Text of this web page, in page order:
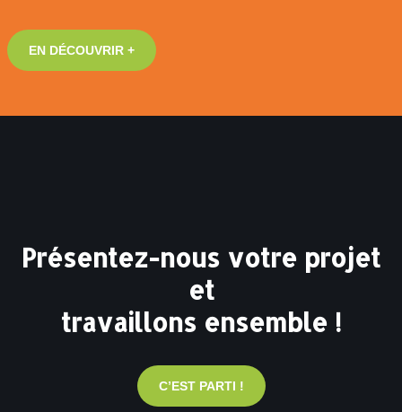
EN DÉCOUVRIR +
Présentez-nous votre projet
et
travaillons ensemble !
C’EST PARTI !